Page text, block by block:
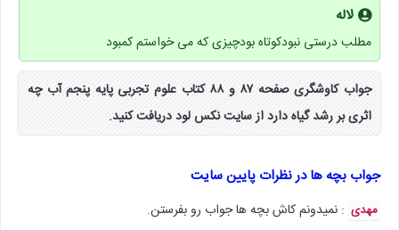
لاله
مطلب درستی نبودکوتاه بودچیزی که می خواستم کمبود
جواب کاوشگری صفحه ۸۷ و ۸۸ کتاب علوم تجربی پایه پنجم آب چه
اثری بر رشد گیاه دارد از سایت نکس لود دریافت کنید.
جواب بچه ها در نظرات پایین سایت
مهدی : نمیدونم کاش بچه ها جواب رو بفرستن.